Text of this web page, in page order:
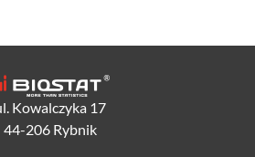
Kowalczyka 17
44-206 Rybnik